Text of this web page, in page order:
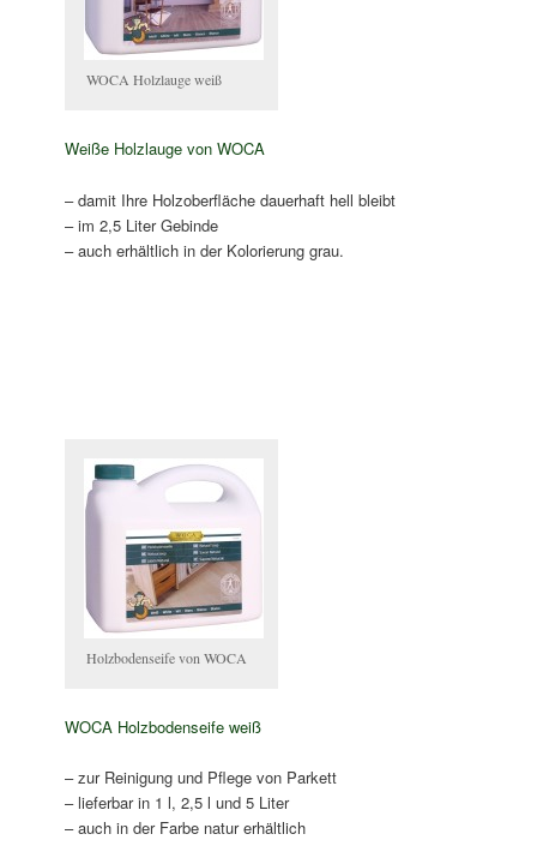
WOCA Holzlauge weiß
Weiße Holzlauge von WOCA
– damit Ihre Holzoberfläche dauerhaft hell bleibt
– im 2,5 Liter Gebinde
– auch erhältlich in der Kolorierung grau.
Holzbodenseife von WOCA
WOCA Holzbodenseife weiß
– zur Reinigung und Pflege von Parkett
– lieferbar in 1 l, 2,5 l und 5 Liter
– auch in der Farbe natur erhältlich